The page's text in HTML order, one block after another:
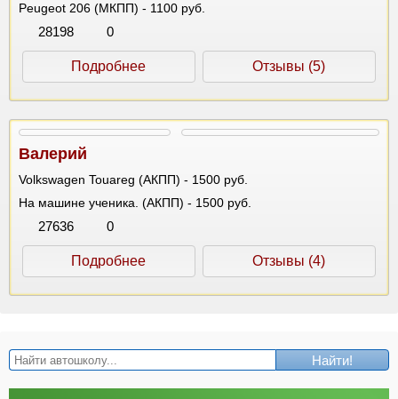
Peugeot 206 (МКПП) - 1100 руб.
28198 0
Подробнее Отзывы (5)
Валерий
Volkswagen Touareg (АКПП) - 1500 руб.
На машине ученика. (АКПП) - 1500 руб.
27636 0
Подробнее Отзывы (4)
Найти!